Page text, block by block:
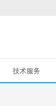
技术服务